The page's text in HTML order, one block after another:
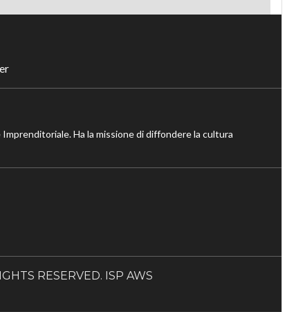
Ha la missione di diffondere la cultura
RESERVED. ISP AWS